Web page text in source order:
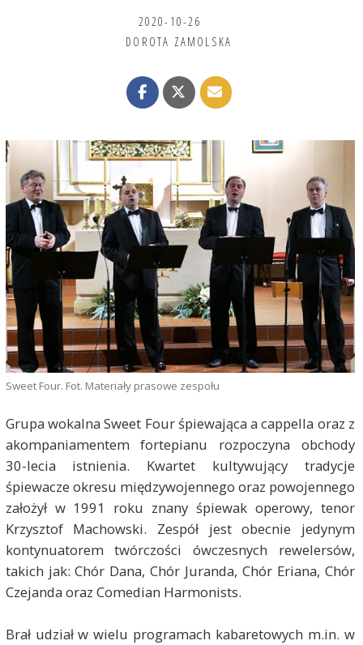
2020-10-26
DOROTA ZAMOLSKA
Sweet Four. Fot. Materiały prasowe zespołu
Grupa wokalna Sweet Four śpiewająca a cappella oraz z
akompaniamentem fortepianu rozpoczyna obchody
30-lecia istnienia. Kwartet kultywujący tradycje
śpiewacze okresu międzywojennego oraz powojennego
założył w 1991 roku znany śpiewak operowy, tenor
Krzysztof Machowski. Zespół jest obecnie jedynym
kontynuatorem twórczości ówczesnych rewelersów,
takich jak: Chór Dana, Chór Juranda, Chór Eriana, Chór
Czejanda oraz Comedian Harmonists.
Brał udział w wielu programach kabaretowych m.in. w